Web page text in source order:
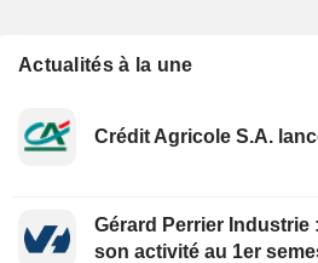
Actualités à la une
Crédit Agricole S.A.
Gérard Perrier Industrie
son activité au 1er